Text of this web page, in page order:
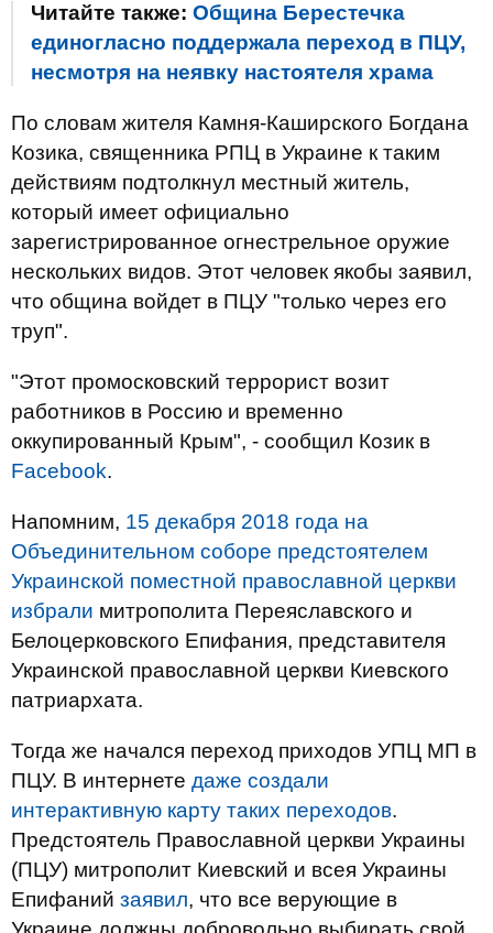
Читайте также: Община Берестечка
единогласно поддержала переход в ПЦУ,
несмотря на неявку настоятеля храма
По словам жителя Камня-Каширского Богдана
Козика, священника РПЦ в Украине к таким
действиям подтолкнул местный житель,
который имеет официально
зарегистрированное огнестрельное оружие
нескольких видов. Этот человек якобы заявил,
что община войдет в ПЦУ "только через его
труп".
"Этот промосковский террорист возит
работников в Россию и временно
оккупированный Крым", - сообщил Козик в
Facebook.
Напомним, 15 декабря 2018 года на
Объединительном соборе предстоятелем
Украинской поместной православной церкви
избрали митрополита Переяславского и
Белоцерковского Епифания, представителя
Украинской православной церкви Киевского
патриархата.
Тогда же начался переход приходов УПЦ МП в
ПЦУ. В интернете даже создали
интерактивную карту таких переходов.
Предстоятель Православной церкви Украины
(ПЦУ) митрополит Киевский и всея Украины
Епифаний заявил, что все верующие в